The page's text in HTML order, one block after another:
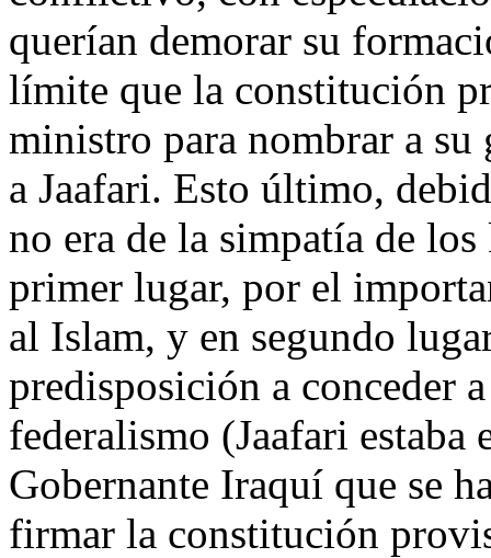
querían demorar su
límite que la constitución
ministro para nombrar a
a Jaafari. Esto último,
no era de la simpatía de
primer lugar, por el
al Islam, y en segundo
predisposición a conceder
federalismo (Jaafari
Gobernante Iraquí que se
firmar la constitución